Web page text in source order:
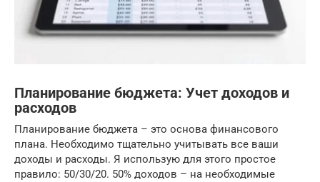
Планирование бюджета: Учет доходов и
расходов
Планирование бюджета – это основа финансового
плана. Необходимо тщательно учитывать все ваши
доходы и расходы. Я использую для этого простое
правило: 50/30/20. 50% доходов – на необходимые